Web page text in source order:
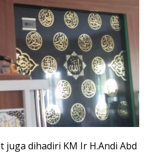
dihadiri KM Ir H.Andi Abd